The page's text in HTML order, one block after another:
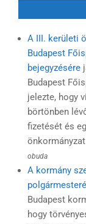
A III. kerületi
Budapest
bejegyzésére
Budapest
jelezte, hogy
börtönben
fizetését és
obuda
A kormány
Budapest
hogy